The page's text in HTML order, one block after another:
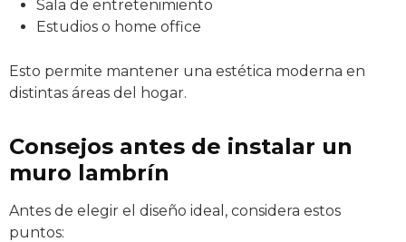
Sala de entretenimiento
Estudios o home office
Esto permite mantener una estética moderna en
distintas áreas del hogar.
Consejos antes de instalar un
muro lambrín
Antes de elegir el diseño ideal, considera estos
puntos: